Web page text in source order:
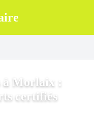
à Morlaix :
certifiés